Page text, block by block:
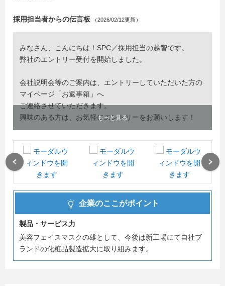
採用担当者からの伝言板 （2026/02/12更新）
みなさん、こんにちは！SPC／採用担当の越智です。
弊社のエントリー受付を開始しました。
会社説明会等のご案内は、エントリーしていただいた方の
マイページ「お返事箱」へ
ご連絡させていただきます。
興味のある方は、お気軽にエントリーをお願いします！
もっと見る
企業のここがポイント
製品・サービス力
美容フェイスマスクの雄として、今後は新工場にて自社ブ
ランドの化粧品製造拡大に取り組みます。